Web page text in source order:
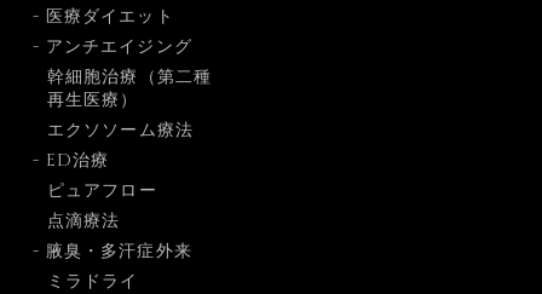
- 医療ダイエット
- アンチエイジング
幹細胞治療（第二種
再生医療）
エクソソーム療法
- ED治療
ピュアフロー
点滴療法
- 腋臭・多汗症外来
ミラドライ